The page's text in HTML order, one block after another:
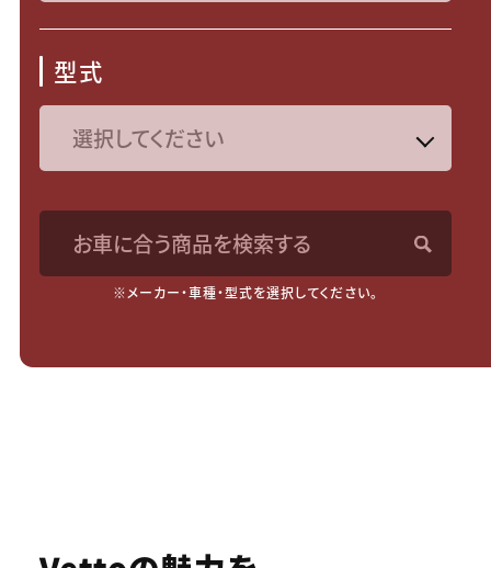
型式
お車に合う商品を検索する
※メーカー・車種・型式を選択してください。